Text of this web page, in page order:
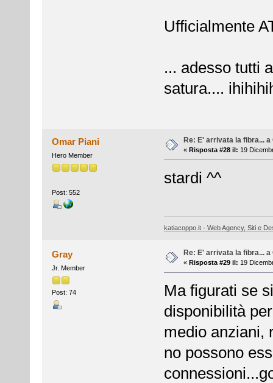
Ufficialmente
... adesso tutti
satura....
Omar Piani
Hero Member
Post: 552
Re: E' arrivata la fibra... a
« Risposta #28 il: 19
stardi ^^
katiacoppo.it - Web Agency, Siti e
Gray
Jr. Member
Post: 74
Re: E' arrivata la fibra... a
« Risposta #29 il: 19
Ma figurati se
disponibilità
medio anziani,
no possono